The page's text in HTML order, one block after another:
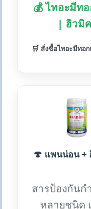
💰 ไทอะมีท
| ฮิวมิ
🛒 สั่งซื้อไทอะมีทอ
🍄 แพนน่อน +
สารป้องกันก
หลายชนิด